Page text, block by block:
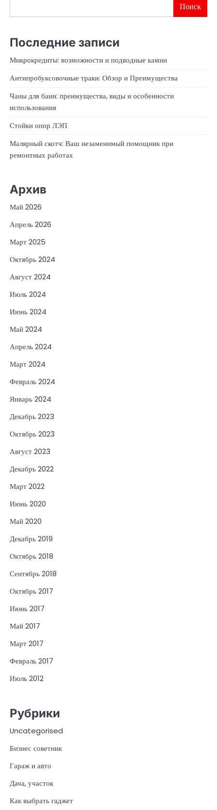
Поиск
Последние записи
Микрокредиты: возможности и подводные камни
Антипробуксовочные траки: Обзор и Преимущества
Чаны для бани: преимущества, виды и особенности
использования
Стойки опор ЛЭП
Малярный скотч: Ваш незаменимый помощник при
ремонтных работах
Архив
Май 2026
Апрель 2026
Март 2025
Октябрь 2024
Август 2024
Июль 2024
Июнь 2024
Май 2024
Апрель 2024
Март 2024
Февраль 2024
Январь 2024
Декабрь 2023
Октябрь 2023
Август 2023
Декабрь 2022
Март 2022
Июнь 2020
Май 2020
Декабрь 2019
Октябрь 2018
Сентябрь 2018
Октябрь 2017
Июнь 2017
Май 2017
Март 2017
Февраль 2017
Июль 2012
Рубрики
Uncategorised
Бизнес советник
Гараж и авто
Дача, участок
Как выбрать гаджет